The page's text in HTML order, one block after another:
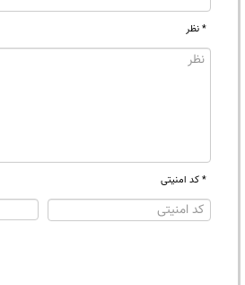
* نظر
* کد امنیتی